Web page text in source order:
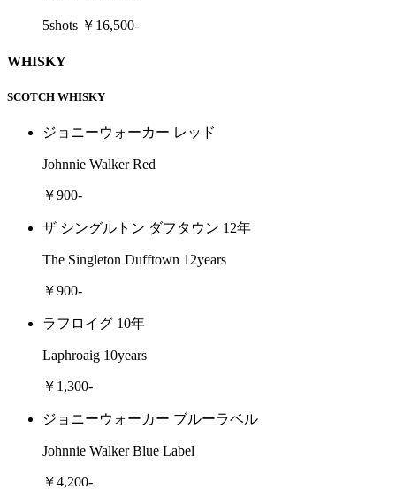
5shots ￥16,500-
WHISKY
SCOTCH WHISKY
ジョニーウォーカー レッド
Johnnie Walker Red
￥900-
ザ シングルトン ダフタウン 12年
The Singleton Dufftown 12years
￥900-
ラフロイグ 10年
Laphroaig 10years
￥1,300-
ジョニーウォーカー ブルーラベル
Johnnie Walker Blue Label
￥4,200-